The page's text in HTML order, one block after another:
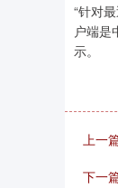
“针对
户端是
示。
上一
下一